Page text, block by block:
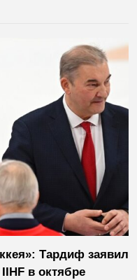
Тардиф заявил
в октябре